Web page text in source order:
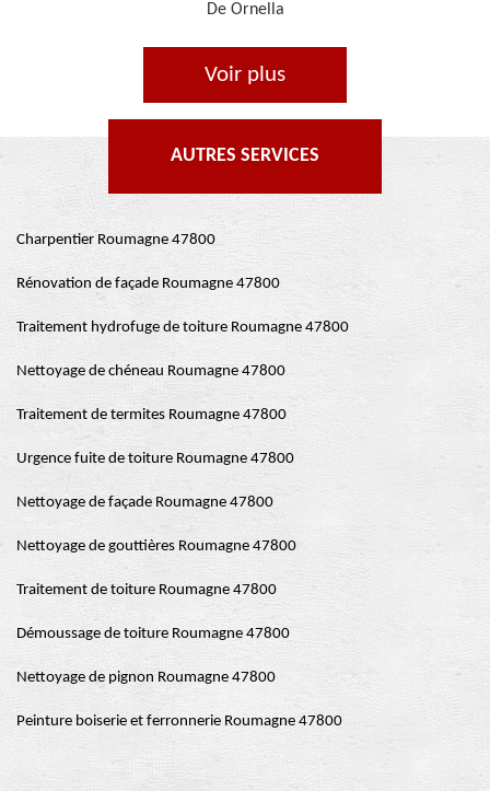
De Je cours je peins
Voir plus
AUTRES SERVICES
Charpentier Roumagne 47800
Rénovation de façade Roumagne 47800
Traitement hydrofuge de toiture Roumagne 47800
Nettoyage de chéneau Roumagne 47800
Traitement de termites Roumagne 47800
Urgence fuite de toiture Roumagne 47800
Nettoyage de façade Roumagne 47800
Nettoyage de gouttières Roumagne 47800
Traitement de toiture Roumagne 47800
Démoussage de toiture Roumagne 47800
Nettoyage de pignon Roumagne 47800
Peinture boiserie et ferronnerie Roumagne 47800